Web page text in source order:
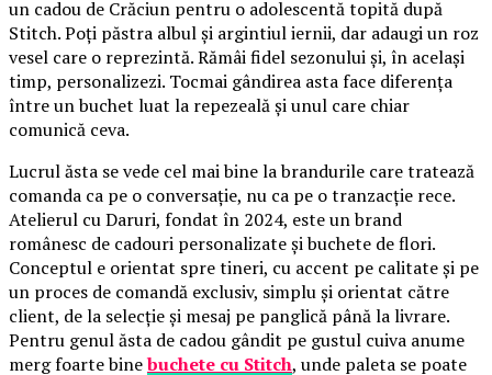
un cadou de Crăciun pentru o adolescentă topită după
Stitch. Poți păstra albul și argintiul iernii, dar adaugi un roz
vesel care o reprezintă. Rămâi fidel sezonului și, în același
timp, personalizezi. Tocmai gândirea asta face diferența
între un buchet luat la repezeală și unul care chiar
comunică ceva.
Lucrul ăsta se vede cel mai bine la brandurile care tratează
comanda ca pe o conversație, nu ca pe o tranzacție rece.
Atelierul cu Daruri, fondat în 2024, este un brand
românesc de cadouri personalizate și buchete de flori.
Conceptul e orientat spre tineri, cu accent pe calitate și pe
un proces de comandă exclusiv, simplu și orientat către
client, de la selecție și mesaj pe panglică până la livrare.
Pentru genul ăsta de cadou gândit pe gustul cuiva anume
merg foarte binebuchete cu Stitch, unde paleta se poate